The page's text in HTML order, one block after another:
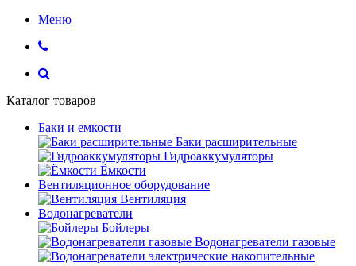
Меню
Каталог товаров
Баки и емкости
Баки расширительные
Гидроаккумуляторы
Ёмкости
Вентиляционное оборудование
Вентиляция
Водонагреватели
Бойлеры
Водонагреватели газовые